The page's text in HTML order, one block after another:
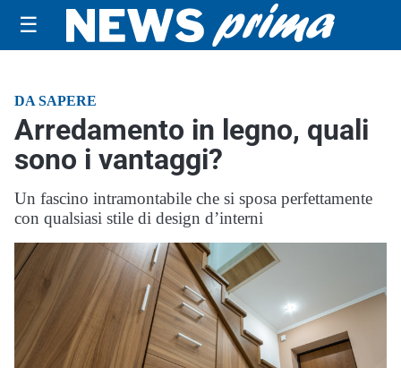
☰
DA SAPERE
Arredamento in legno, quali
sono i vantaggi?
Un fascino intramontabile che si sposa perfettamente
con qualsiasi stile di design d’interni